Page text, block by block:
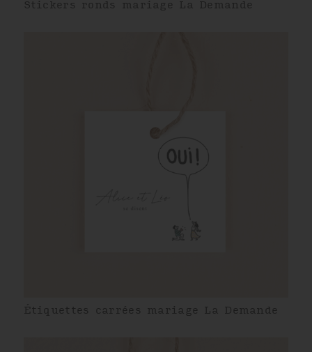
Stickers ronds mariage La Demande
Étiquettes carrées mariage La Demande